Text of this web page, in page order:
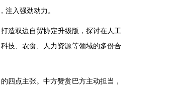
入强劲动力。
造双边自贸协定升级版，探讨在人工
技、农食、人力资源等领域的多份合
四点主张。中方赞赏巴方主动担当，